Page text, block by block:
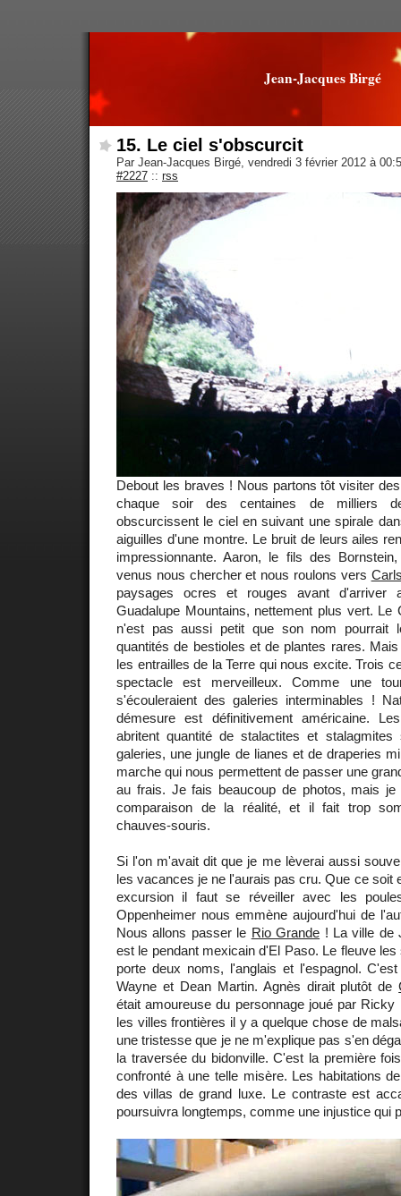
Jean-Jacques Birgé
15. Le ciel s'obscurcit
Par Jean-Jacques Birgé, vendredi 3 février 2012 à
#2227 :: rss
Debout les braves ! Nous partons tôt visiter
chaque soir des centaines de milliers
obscurcissent le ciel en suivant une spirale
aiguilles d'une montre. Le bruit de leurs ailes
impressionnante. Aaron, le fils des
venus nous chercher et nous roulons vers
paysages ocres et rouges avant d'arriver
Guadalupe Mountains, nettement plus vert. Le
n'est pas aussi petit que son nom pourrait
quantités de bestioles et de plantes rares.
les entrailles de la Terre qui nous excite. Trois
spectacle est merveilleux. Comme une
s'écouleraient des galeries interminables !
démesure est définitivement américaine.
abritent quantité de stalactites et
galeries, une jungle de lianes et de draperies
marche qui nous permettent de passer une
au frais. Je fais beaucoup de photos, mais je
comparaison de la réalité, et il fait trop
chauves-souris.
Si l'on m'avait dit que je me lèverai aussi
les vacances je ne l'aurais pas cru. Que ce soit
excursion il faut se réveiller avec les
Oppenheimer nous emmène aujourd'hui de
Nous allons passer le Rio Grande ! La ville de
est le pendant mexicain d'El Paso. Le fleuve
porte deux noms, l'anglais et l'espagnol.
Wayne et Dean Martin. Agnès dirait plutôt de
était amoureuse du personnage joué par
les villes frontières il y a quelque chose de
une tristesse que je ne m'explique pas s'en
la traversée du bidonville. C'est la première
confronté à une telle misère. Les habitations
des villas de grand luxe. Le contraste est
poursuivra longtemps, comme une injustice qui